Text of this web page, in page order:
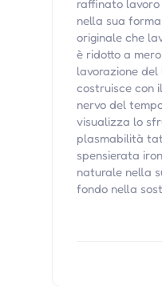
raffinato lavoro
nella sua forma
originale che
è ridotto a
lavorazione
costruisce con
nervo del
visualizza lo
plasmabilità
spensierata
naturale nella
fondo nella